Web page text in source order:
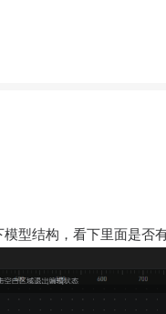
型结构，看下里面是否